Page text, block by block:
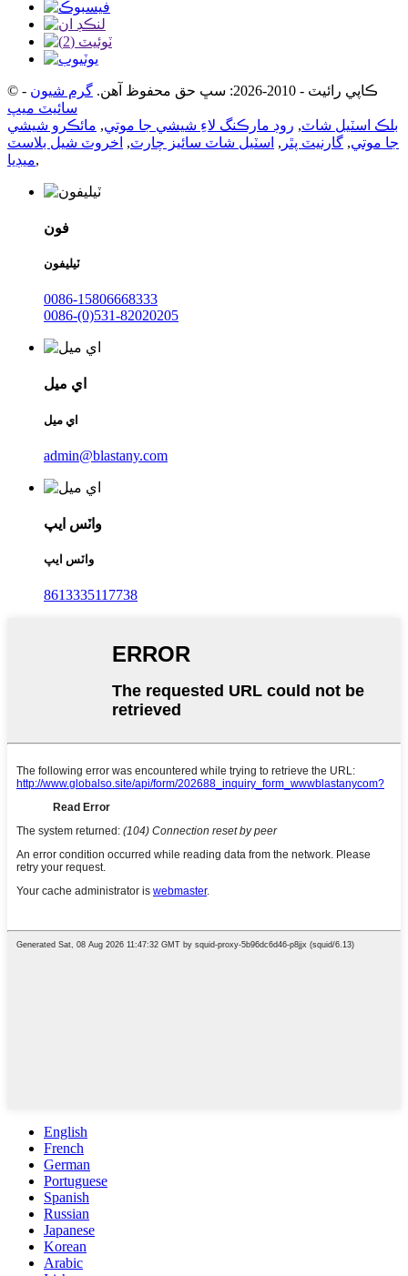
© ڪاپي رائيٽ - 2010-2026: سڀ حق محفوظ آهن. گرم شيون -
سائيٽ ميپ
بلڪ اسٽيل شاٽ, روڊ مارڪنگ لاءِ شيشي جا موتي, مائڪرو شيشي
جا موتي, گارنيٽ پٿر , اسٽيل شاٽ سائيز چارٽ, اخروٽ شيل بلاسٽ
ميڊيا,
فون
ٽيليفون
0086-15806668333
0086-(0)531-82020205
اي ميل
اي ميل
admin@blastany.com
واٽس ايپ
واٽس ايپ
8613335117738
English
French
German
Portuguese
Spanish
Russian
Japanese
Korean
Arabic